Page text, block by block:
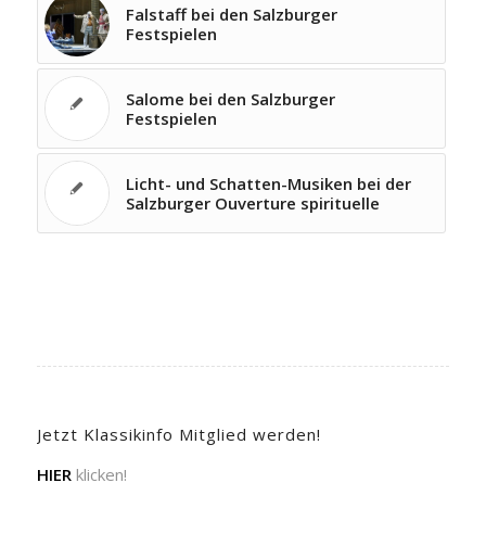
Falstaff bei den Salzburger
Festspielen
Salome bei den Salzburger
Festspielen
Licht- und Schatten-Musiken bei der
Salzburger Ouverture spirituelle
Jetzt Klassikinfo Mitglied werden!
HIER klicken!